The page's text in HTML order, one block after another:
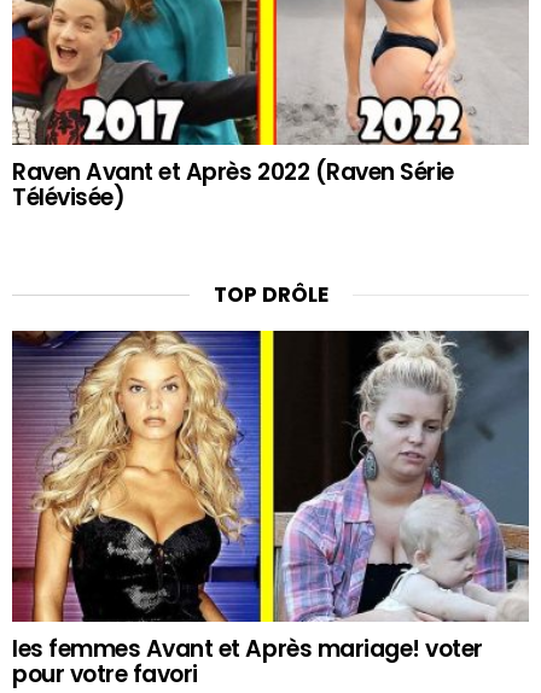
Raven Avant et Après 2022 (Raven Série
Télévisée)
TOP DRÔLE
les femmes Avant et Après mariage! voter
pour votre favori